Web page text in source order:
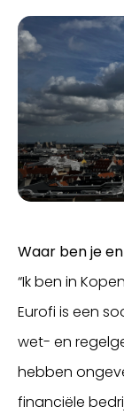
Waar ben je
“Ik ben in
Eurofi is een
wet- en
hebben
financiële